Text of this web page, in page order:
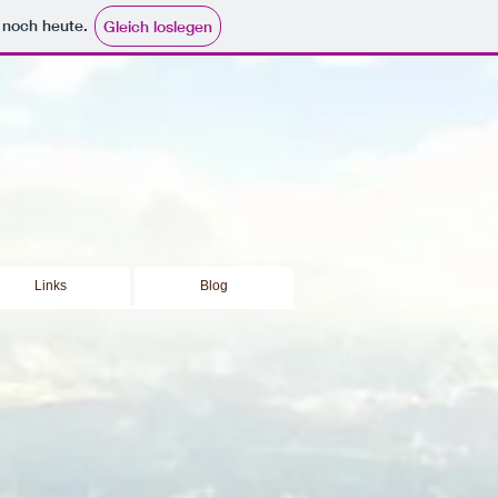
heute. Gleich loslegen
Links Blog